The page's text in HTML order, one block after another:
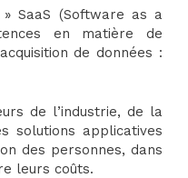
SaaS (Software as a
en matière de
de données :
de l’industrie, de la
solutions applicatives
des personnes, dans
leurs coûts.